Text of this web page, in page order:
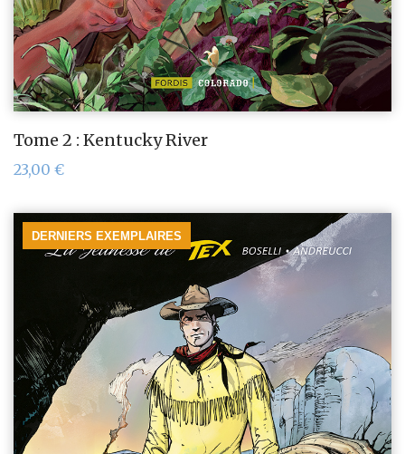
Tome 2 : Kentucky River
23,00 €
DERNIERS EXEMPLAIRES